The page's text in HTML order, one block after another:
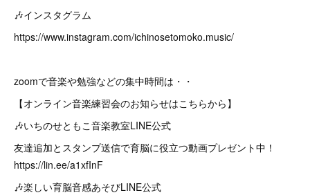
🎶インスタグラム
https://www.instagram.com/ichinosetomoko.music/
zoomで音楽や勉強などの集中時間は・・
【オンライン音楽練習会のお知らせはこちらから】
🎶いちのせともこ音楽教室LINE公式
友達追加とスタンプ送信で育脳に役立つ動画プレゼント中！
https://lin.ee/a1xfInF
🎶楽しい育脳音感あそびLINE公式